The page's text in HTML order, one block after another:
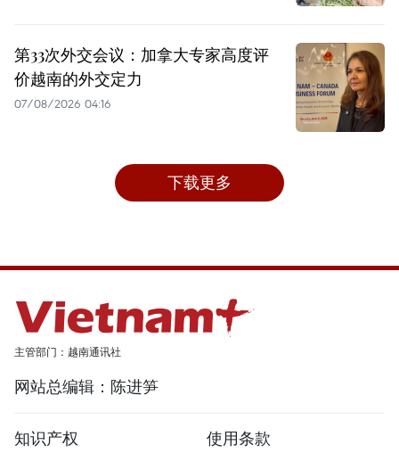
第33次外交会议：加拿大专家高度评
价越南的外交定力
07/08/2026 04:16
下载更多
主管部门：越南通讯社
网站总编辑：陈进笋
知识产权
使用条款